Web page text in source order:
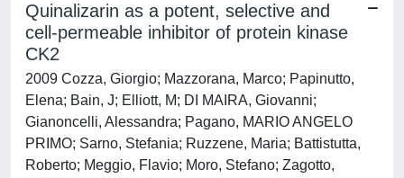
Quinalizarin as a potent, selective and
cell-permeable inhibitor of protein kinase
CK2
2009 Cozza, Giorgio; Mazzorana, Marco; Papinutto,
Elena; Bain, J; Elliott, M; DI MAIRA, Giovanni;
Gianoncelli, Alessandra; Pagano, MARIO ANGELO
PRIMO; Sarno, Stefania; Ruzzene, Maria; Battistutta,
Roberto; Meggio, Flavio; Moro, Stefano; Zagotto,